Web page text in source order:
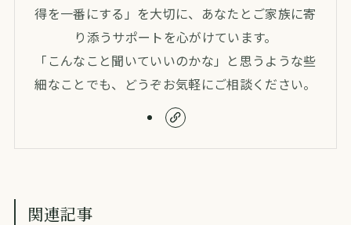
得を一番にする」を大切に、あなたとご家族に寄
り添うサポートを心がけています。
「こんなこと聞いていいのかな」と思うような些
細なことでも、どうぞお気軽にご相談ください。
関連記事